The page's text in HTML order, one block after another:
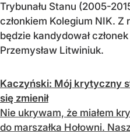
Trybunału Stanu (2005-
członkiem Kolegium NIK. Z
będzie kandydował
Przemysław Litwiniuk.
Kaczyński: Mój krytyczny
się zmienił
Nie ukrywam, że miałem
do marszałka Hołowni.